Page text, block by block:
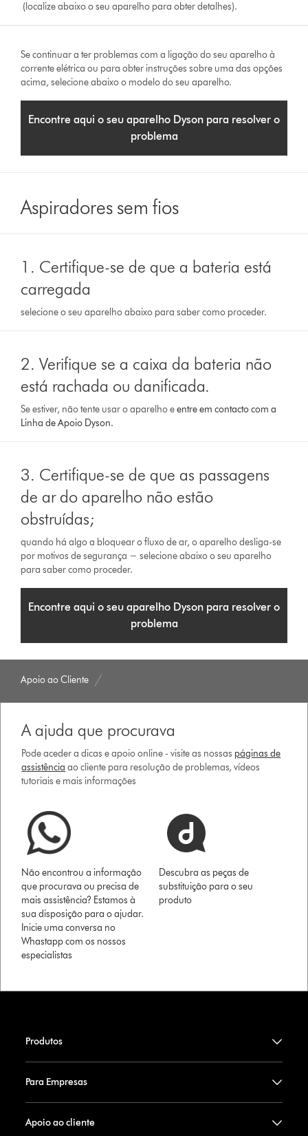
(localize abaixo o seu aparelho para obter detalhes).
Se continuar a ter problemas com a ligação do seu aparelho à
corrente elétrica ou para obter instruções sobre uma das opções
acima, selecione abaixo o modelo do seu aparelho.
Encontre aqui o seu aparelho Dyson para resolver o
problema
Aspiradores sem fios
1. Certifique-se de que a bateria está
carregada
selecione o seu aparelho abaixo para saber como proceder.
2. Verifique se a caixa da bateria não
está rachada ou danificada.
Se estiver, não tente usar o aparelho eentre em contacto com a
Linha de Apoio Dyson.
3. Certifique-se de que as passagens
de ar do aparelho não estão
obstruídas;
quando há algo a bloquear o fluxo de ar, o aparelho desliga-se
por motivos de segurança − selecione abaixo o seu aparelho
para saber como proceder.
Encontre aqui o seu aparelho Dyson para resolver o
problema
Apoio ao Cliente
A ajuda que procurava
Pode aceder a dicas e apoio online - visite as nossas páginas de
assistência ao cliente para resolução de problemas, vídeos
tutoriais e mais informações
Não encontrou a informação
que procurava ou precisa de
mais assistência? Estamos à
sua disposição para o ajudar.
Inicie uma conversa no
Whastapp com os nossos
especialistas
Descubra as peças de
substituição para o seu
produto
Produtos
Para Empresas
Apoio ao cliente